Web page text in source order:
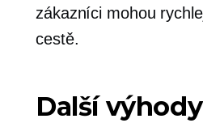
zákazníci mohou
cestě.
Další